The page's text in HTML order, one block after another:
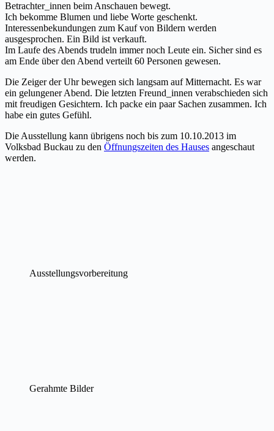
Betrachter_innen beim Anschauen bewegt.
Ich bekomme Blumen und liebe Worte geschenkt.
Interessenbekundungen zum Kauf von Bildern werden
ausgesprochen. Ein Bild ist verkauft.
Im Laufe des Abends trudeln immer noch Leute ein. Sicher sind es
am Ende über den Abend verteilt 60 Personen gewesen.
Die Zeiger der Uhr bewegen sich langsam auf Mitternacht. Es war
ein gelungener Abend. Die letzten Freund_innen verabschieden sich
mit freudigen Gesichtern. Ich packe ein paar Sachen zusammen. Ich
habe ein gutes Gefühl.
Die Ausstellung kann übrigens noch bis zum 10.10.2013 im
Volksbad Buckau zu den Öffnungszeiten des Hauses angeschaut
werden.
Ausstellungsvorbereitung
Gerahmte Bilder